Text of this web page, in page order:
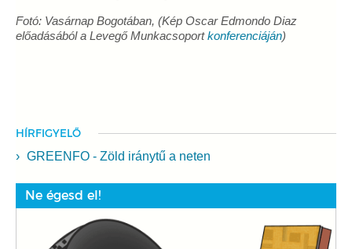
Fotó: Vasárnap Bogotában, (Kép Oscar Edmondo Diaz
előadásából a Levegő Munkacsoportkonferenciáján)
HÍRFIGYELŐ
GREENFO - Zöld iránytű a neten
Ne égesd el!